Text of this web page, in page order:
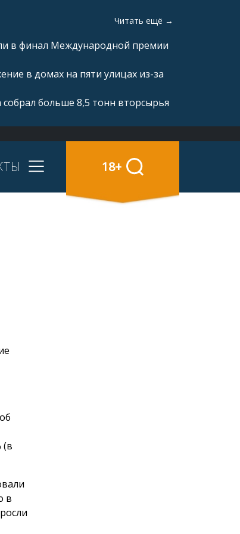
Читать ещё →
в финал Международной премии
в домах на пяти улицах из-за
больше 8,5 тонн вторсырья
18+
(в
в